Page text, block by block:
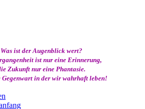
Was ist der Augenblick wert?
ist nur eine Erinnerung,
Zukunft nur eine Phantasie.
Gegenwart in der wir wahrhaft leben!